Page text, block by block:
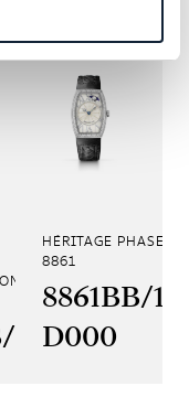
12/9V6
HÉRITAGE PHASE
8861
8861BB/
D000